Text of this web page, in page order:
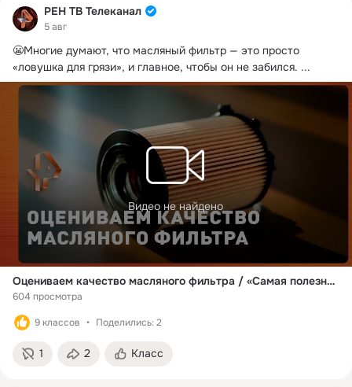
РЕН ТВ Телеканал
5 авг
😬Многие думают, что масляный фильтр — это просто
«ловушка для грязи», и главное, чтобы он не забился. ...
Видео не найдено
Оцениваем качество масляного фильтра / «Самая полезная программа»
604 просмотра
9 классов Поделились: 2
1 2 Класс